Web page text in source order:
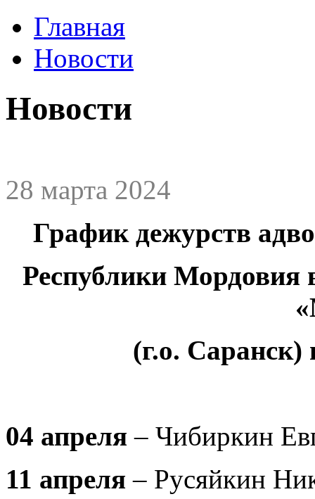
Главная
Новости
Новости
28 марта 2024
График дежурств
Республики
(г.о. Саранск)
04 апреля – Чибиркин
11 апреля – Русяйкин